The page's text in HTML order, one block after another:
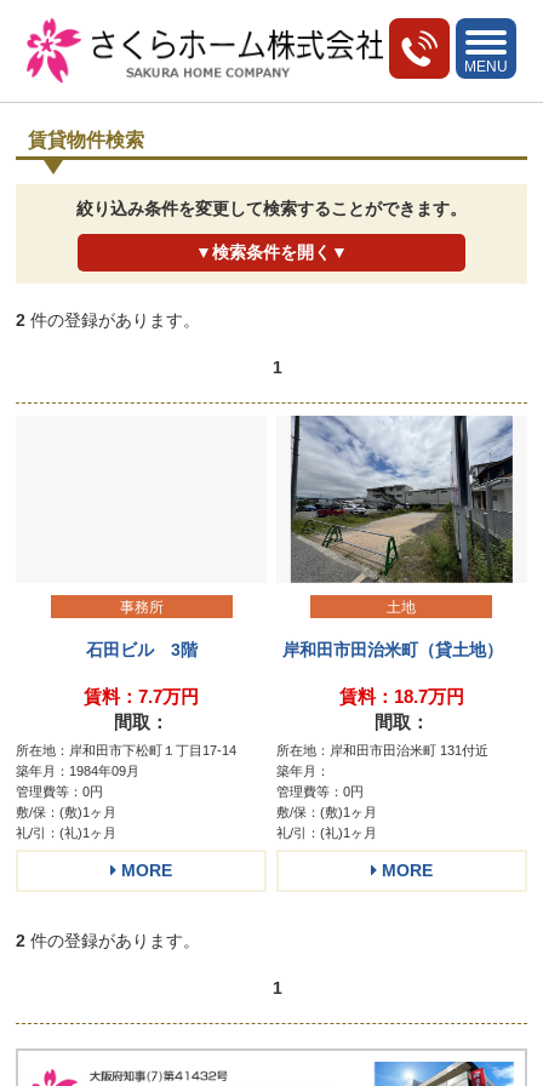
toggle
MENU
賃貸物件検索
絞り込み条件を変更して検索することができます。
▼検索条件を開く▼
2 件の登録があります。
1
事務所
石田ビル 3階
賃料：7.7万円
間取：
所在地：岸和田市下松町１丁目17-14
築年月：1984年09月
管理費等：0円
敷/保：(敷)1ヶ月
礼/引：(礼)1ヶ月
MORE
土地
岸和田市田治米町（貸土地）
賃料：18.7万円
間取：
所在地：岸和田市田治米町 131付近
築年月：
管理費等：0円
敷/保：(敷)1ヶ月
礼/引：(礼)1ヶ月
MORE
2 件の登録があります。
1